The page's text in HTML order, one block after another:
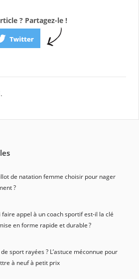
? Partagez-le !
de natation femme choisir pour nager
?
faire appel à un coach sportif est-il la clé
en forme rapide et durable ?
sport rayées ? L’astuce méconnue pour
à neuf à petit prix